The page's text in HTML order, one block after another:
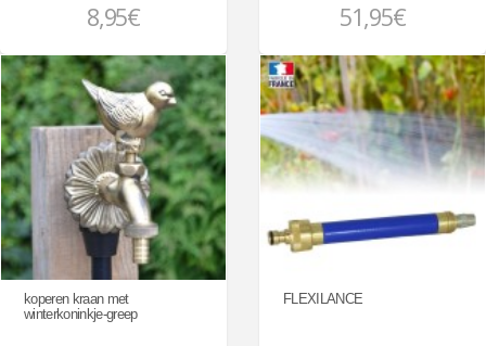
8,95€ 51,95€
koperen kraan met
winterkoninkje-greep
FLEXILANCE